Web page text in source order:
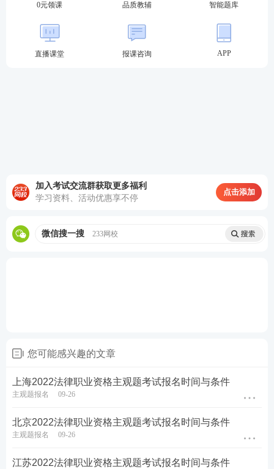
4轮复习体系 主客一体实力通关！
点击购买，取证不等待
第三轮复习：【高频考点带背
集中攻克高
频得分考点，考前15页纸+音频磨耳朵,达到
报考关注：【法考主观题报名时间
查询】
备考资料：
法考备考
资料免费下载】
0元领课 品质教辅 智能题库
直播课堂 报课咨询 APP
加入考试交流群获取更多福利
学习资料、活动优惠享不停
点击添加
微信搜一搜 233网校
您可能感兴趣的文章
上海2022法律职业资格主观题考试报名时间与条件
主观题报名 09-26
北京2022法律职业资格主观题考试报名时间与条件
主观题报名 09-26
江苏2022法律职业资格主观题考试报名时间与条件